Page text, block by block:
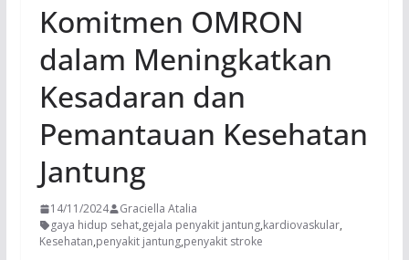
Komitmen OMRON
dalam Meningkatkan
Kesadaran dan
Pemantauan Kesehatan
Jantung
14/11/2024
Graciella Atalia
gaya hidup sehat,gejala penyakit jantung,kardiovaskular,
Kesehatan,penyakit jantung,penyakit stroke